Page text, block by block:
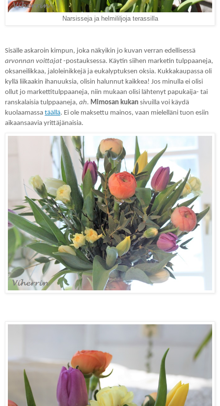
Narsisseja ja helmililjoja terassilla
Sisälle askaroin kimpun, joka näkyikin jo kuvan verran edellisessä
arvonnan voittajat -postauksessa. Käytin siihen marketin tulppaaneja,
oksaneilikkaa, jaloleinikkejä ja eukalyptuksen oksia. Kukkakaupassa oli
kyllä liikaakin ihanuuksia, olisin halunnut kaikkea! Jos minulla ei olisi
ollut jo markettitulppaaneja, niin mukaan olisi lähtenyt papukaija- tai
ranskalaisia tulppaaneja, ah. Mimosan kukan sivuilla voi käydä
kuolaamassa täällä. Ei ole maksettu mainos, vaan mielelläni tuon esiin
aikaansaavia yrittäjänaisia.